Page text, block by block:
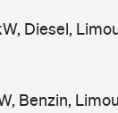
Diesel,
Benzin,